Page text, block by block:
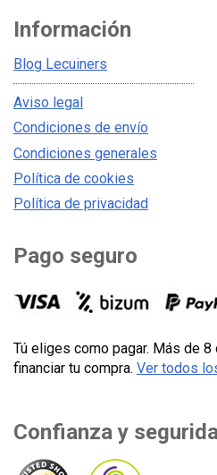
Información
Blog Lecuiners
Aviso legal
Condiciones de envío
Condiciones generales
Política de cookies
Política de privacidad
Pago seguro
Tú eliges como pagar. Más de
financiar tu compra. Ver todos
Confianza y